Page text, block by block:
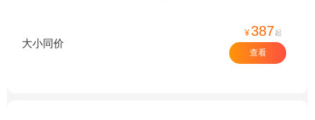
大小同价
¥387起
查看